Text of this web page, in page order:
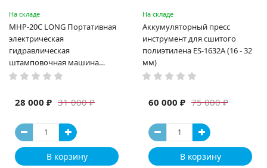
На складе
MHP-20C LONG Портативная
электрическая
гидравлическая
штамповочная машина
высокая мощность и мощный
машина
31 000 ₽
28 000 ₽
В корзину
На складе
Аккумуляторный пресс
инструмент для сшитого
полиэтилена ES-1632A (16 - 32
мм)
75 000 ₽
60 000 ₽
В корзину